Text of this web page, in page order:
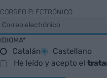
CORREO ELECTRÓNICO
IDIOMA*
Catalán
Castellano
He leído y acepto el